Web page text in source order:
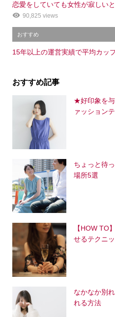
恋愛をしていても女性が寂しい
90,825 views
おすすめ
15年以上の運営実績で平均カッ
おすすめ記事
★好印象を
ァッション
ちょっと待
場所5選
【HOW TO
せるテクニ
なかなか別
れる方法